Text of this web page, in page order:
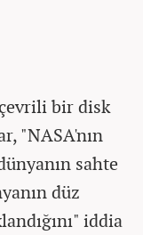
bir disk
"NASA'nın
sahte
düz
iddia